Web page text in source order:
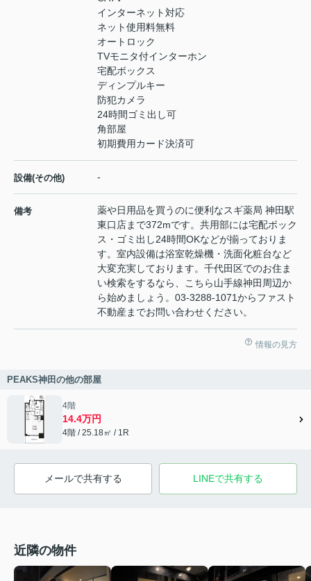
インターネット対応
ネット使用料無料
オートロック
TVモニタ付インターホン
宅配ボックス
ディンプルキー
防犯カメラ
24時間ゴミ出し可
角部屋
初期費用カード決済可
設備(その他) -
備考
薬や日用品を買うのに便利なスギ薬局 神田駅
東口店まで372mです。共用部には宅配ボック
ス・ゴミ出し24時間OKなどが揃っておりま
す。室内設備は浴室乾燥機・洗面化粧台など
大変充実しております。千代田区でのお住ま
い検索をするなら、こちら山手線神田周辺か
ら始めましょう。03-3288-1071からファスト
不動産までお問い合わせください。
情報の見方
PEAKS神田の他の部屋
4階
14.4万円
4階 / 25.18㎡ / 1R
メールで共有する LINEで共有する
近隣の物件